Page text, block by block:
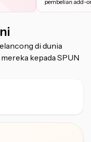
pembelian add-
di dunia
kepada SPUN